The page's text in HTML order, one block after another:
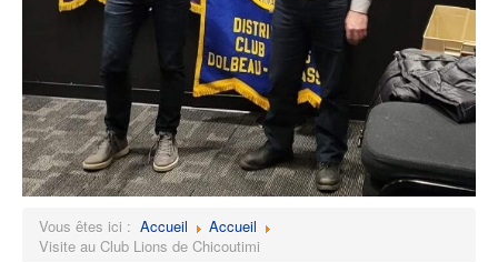
Vous êtes ici : Accueil
Accueil
Visite au Club Lions de Chicoutimi